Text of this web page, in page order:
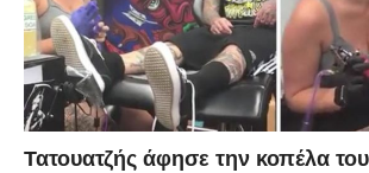
Τατουατζής άφησε την κοπέλα